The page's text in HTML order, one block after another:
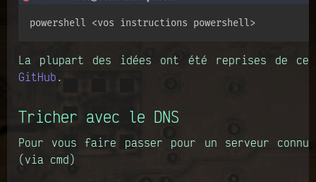
powershell <vos instructions powershell>
La plupart des idées ont été reprises de ce
GitHub .
Tricher avec le DNS
Pour vous faire passer pour un serveur connu
(via cmd)